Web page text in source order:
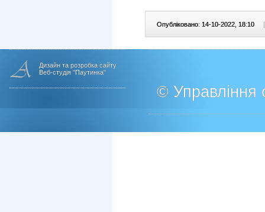
Опубліковано: 14-10-2022, 18:10 |
Дизайн та розробка сайту
Веб-студія "Паутинка"
© Управління